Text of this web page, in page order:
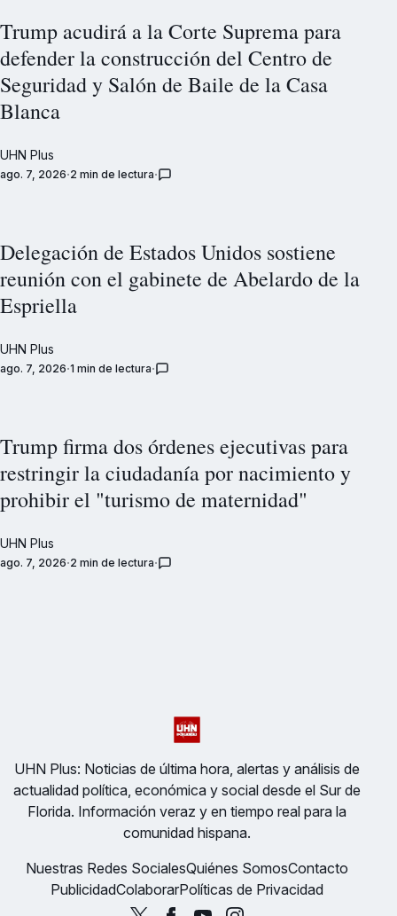
Trump acudirá a la Corte Suprema para
defender la construcción del Centro de
Seguridad y Salón de Baile de la Casa
Blanca
UHN Plus
ago. 7, 2026 2 min de lectura
Delegación de Estados Unidos sostiene
reunión con el gabinete de Abelardo de la
Espriella
UHN Plus
ago. 7, 2026 1 min de lectura
Trump firma dos órdenes ejecutivas para
restringir la ciudadanía por nacimiento y
prohibir el "turismo de maternidad"
UHN Plus
ago. 7, 2026 2 min de lectura
UHN Plus: Noticias de última hora, alertas y análisis de
actualidad política, económica y social desde el Sur de
Florida. Información veraz y en tiempo real para la
comunidad hispana.
Nuestras Redes SocialesQuiénes SomosContacto
PublicidadColaborarPolíticas de Privacidad